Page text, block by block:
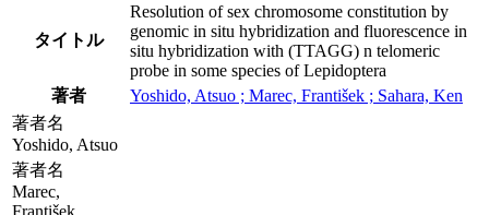
タイトル
Resolution of sex chromosome constitution by
genomic in situ hybridization and fluorescence in
situ hybridization with (TTAGG) n telomeric
probe in some species of Lepidoptera
著者
Yoshido, Atsuo ; Marec, František ; Sahara, Ken
著者名
Yoshido, Atsuo
著者名
Marec,
František